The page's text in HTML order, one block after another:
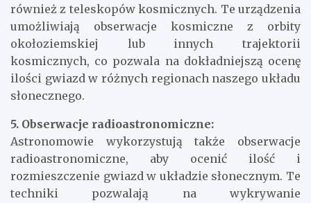
również z teleskopów kosmicznych. Te urządzenia
umożliwiają obserwacje kosmiczne z orbity
okołoziemskiej lub innych trajektorii
kosmicznych, co pozwala na dokładniejszą ocenę
ilości gwiazd w różnych regionach naszego układu
słonecznego.
5. Obserwacje radioastronomiczne:
Astronomowie wykorzystują także obserwacje
radioastronomiczne, aby ocenić ilość i
rozmieszczenie gwiazd w układzie słonecznym. Te
techniki pozwalają na wykrywanie